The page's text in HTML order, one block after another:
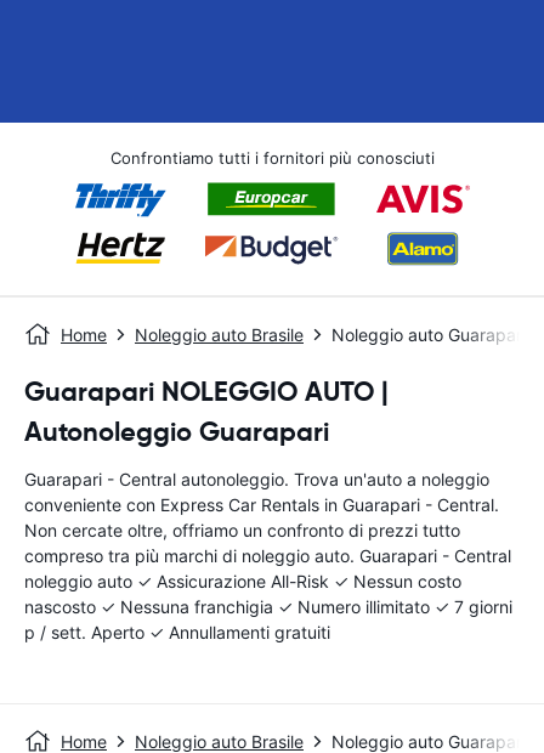
Confrontiamo tutti i fornitori più conosciuti
Home Noleggio auto Brasile Noleggio auto Guarapari -
Guarapari NOLEGGIO AUTO |
Autonoleggio Guarapari
Guarapari - Central autonoleggio. Trova un'auto a noleggio
conveniente con Express Car Rentals in Guarapari - Central.
Non cercate oltre, offriamo un confronto di prezzi tutto
compreso tra più marchi di noleggio auto. Guarapari - Central
noleggio auto ✓ Assicurazione All-Risk ✓ Nessun costo
nascosto ✓ Nessuna franchigia ✓ Numero illimitato ✓ 7 giorni
p / sett. Aperto ✓ Annullamenti gratuiti
Home Noleggio auto Brasile Noleggio auto Guarapari -